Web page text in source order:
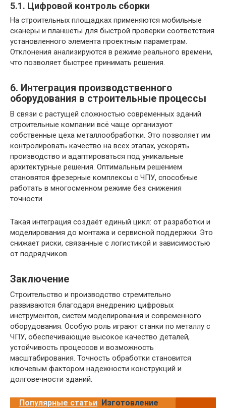
5.1. Цифровой контроль сборки
На строительных площадках применяются мобильные
сканеры и планшеты для быстрой проверки соответствия
установленного элемента проектным параметрам.
Отклонения анализируются в режиме реального времени,
что позволяет быстрее принимать решения.
6. Интеграция производственного
оборудования в строительные процессы
В связи с растущей сложностью современных зданий
строительные компании всё чаще организуют
собственные цеха металлообработки. Это позволяет им
контролировать качество на всех этапах, ускорять
производство и адаптироваться под уникальные
архитектурные решения. Оптимальным решением
становятся фрезерные комплексы с ЧПУ, способные
работать в многосменном режиме без снижения
точности.
Такая интеграция создаёт единый цикл: от разработки и
моделирования до монтажа и сервисной поддержки. Это
снижает риски, связанные с логистикой и зависимостью
от подрядчиков.
Заключение
Строительство и производство стремительно
развиваются благодаря внедрению цифровых
инструментов, систем моделирования и современного
оборудования. Особую роль играют станки по металлу с
ЧПУ, обеспечивающие высокое качество деталей,
устойчивость процессов и возможность
масштабирования. Точность обработки становится
ключевым фактором надежности конструкций и
долговечности зданий.
Популярные статьи Изготовление